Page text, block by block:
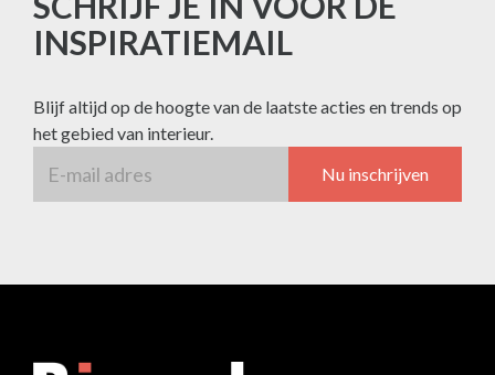
INSPIRATIEMAIL
Blijf altijd op de hoogte van de laatste acties en trends op
het gebied van interieur.
Nu inschrijven